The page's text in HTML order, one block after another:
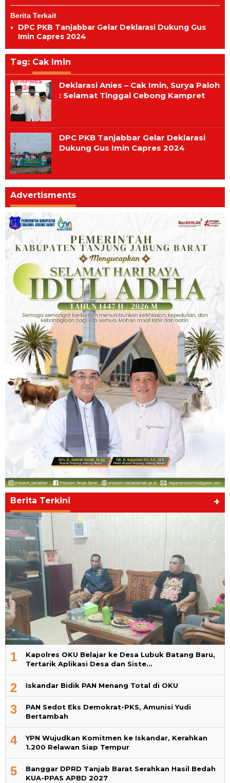
Berita Terkait
DPC PKB Tanjabbar Gelar Deklarasi Dukung Gus
Imin Capres 2024
Tag: Cak Imin
Deklarasi Anies – Cak Imin, Surya Paloh
: Selamat Tinggal Cebong Kampret
DPC PKB Tanjabbar Gelar Deklarasi
Dukung Gus Imin Capres 2024
Advertisments
Berita Terkini +
1
Kapolres OKU Belajar ke Desa Lubuk Batang Baru,
Tertarik Aplikasi Desa dan Siste…
2 Iskandar Bidik PAN Menang Total di OKU
3
PAN Sedot Eks Demokrat-PKS, Amunisi Yudi
Bertambah
4
YPN Wujudkan Komitmen ke Iskandar, Kerahkan
1.200 Relawan Siap Tempur
5
Banggar DPRD Tanjab Barat Serahkan Hasil Bedah
KUA-PPAS APBD 2027